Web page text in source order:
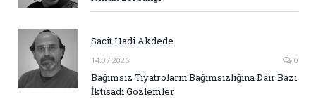
Sacit Hadi Akdede
14.07.2026 0
Bağımsız Tiyatroların Bağımsızlığına Dair Bazı
İktisadi Gözlemler